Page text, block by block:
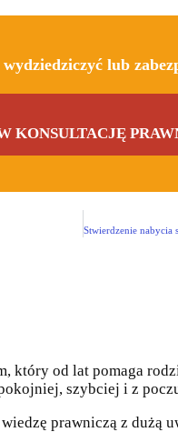
wydziedziczyć lub
KONSULTACJĘ
który od lat pomaga
szybciej i z
prawniczą z dużą